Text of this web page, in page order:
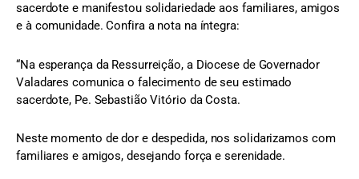
sacerdote e manifestou solidariedade aos familiares, amigos
e à comunidade. Confira a nota na íntegra:
“Na esperança da Ressurreição, a Diocese de Governador
Valadares comunica o falecimento de seu estimado
sacerdote, Pe. Sebastião Vitório da Costa.
Neste momento de dor e despedida, nos solidarizamos com
familiares e amigos, desejando força e serenidade.